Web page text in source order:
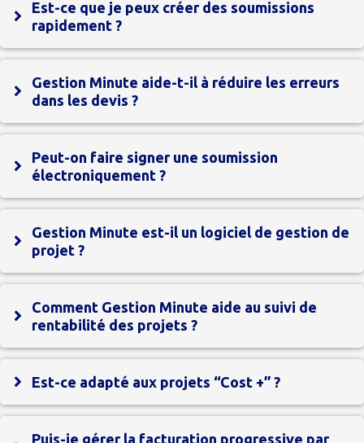
Est-ce que je peux créer des soumissions
rapidement ?
Gestion Minute aide-t-il à réduire les erreurs
dans les devis ?
Peut-on faire signer une soumission
électroniquement ?
Gestion Minute est-il un logiciel de gestion de
projet ?
Comment Gestion Minute aide au suivi de
rentabilité des projets ?
Est-ce adapté aux projets “Cost +” ?
Puis-je gérer la facturation progressive par